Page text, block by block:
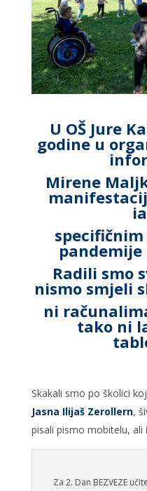
U OŠ Jure
godine u
Mirene
Radili smo
nismo smjeli
ni
tako ni
Skakali smo po školici
Jasna Ilijaš Zerollern,
pisali pismo mobitelu, ali
Za 2. Dan BEZVEZE